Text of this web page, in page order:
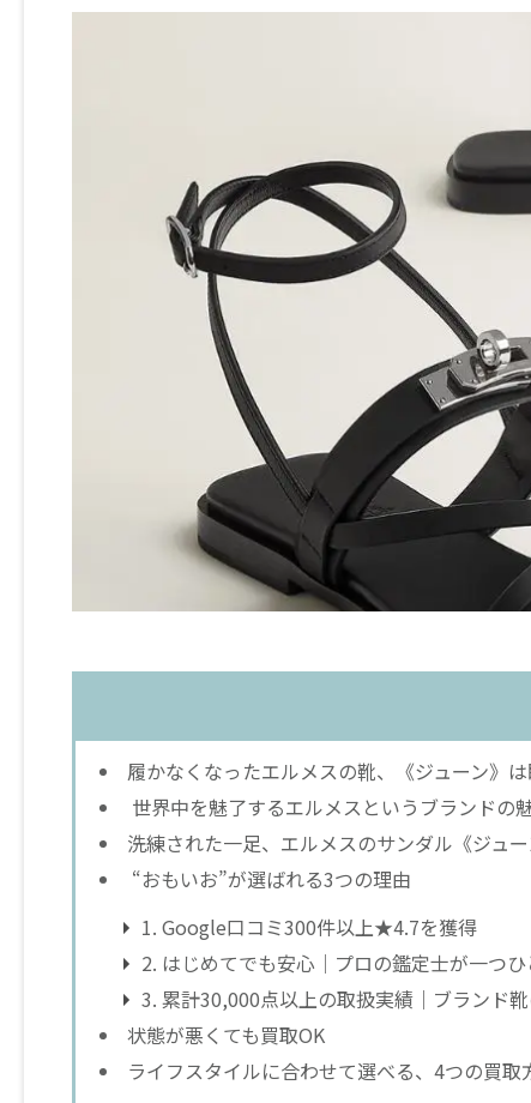
履かなくなったエルメスの靴、《ジューン》
世界中を魅了するエルメスというブランドの
洗練された一足、エルメスのサンダル《ジュ
“おもいお”が選ばれる3つの理由
1. Google口コミ300件以上★4.7を獲得
2. はじめてでも安心｜プロの鑑定士が一つ
3. 累計30,000点以上の取扱実績｜ブランド
状態が悪くても買取OK
ライフスタイルに合わせて選べる、4つの買取